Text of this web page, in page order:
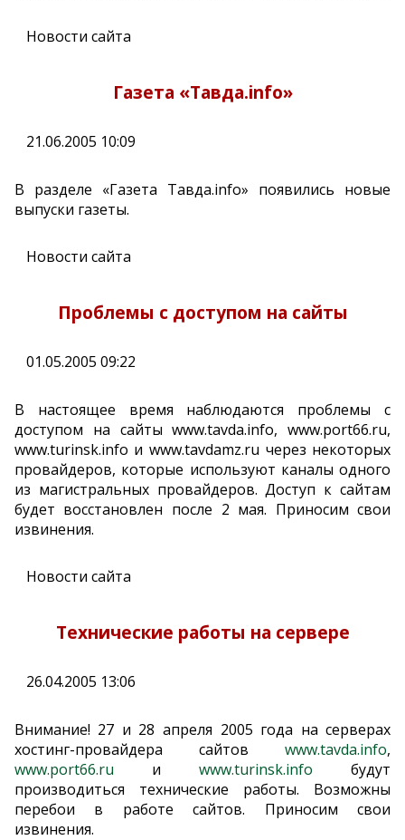
Новости сайта
Газета «Тавда.info»
21.06.2005 10:09
В разделе «Газета Тавда.info» появились новые
выпуски газеты.
Новости сайта
Проблемы с доступом на сайты
01.05.2005 09:22
В настоящее время наблюдаются проблемы с
доступом на сайты www.tavda.info, www.port66.ru,
www.turinsk.info и www.tavdamz.ru через некоторых
провайдеров, которые используют каналы одного
из магистральных провайдеров. Доступ к сайтам
будет восстановлен после 2 мая. Приносим свои
извинения.
Новости сайта
Технические работы на сервере
26.04.2005 13:06
Внимание! 27 и 28 апреля 2005 года на серверах
хостинг-провайдера сайтовwww.tavda.info,
www.port66.ru иwww.turinsk.info будут
производиться технические работы. Возможны
перебои в работе сайтов. Приносим свои
извинения.